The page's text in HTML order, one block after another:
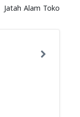
Jatah Alam Toko